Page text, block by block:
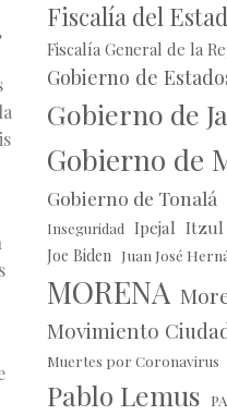
Fiscalía del
Fiscalía General de la
Gobierno de
Gobierno de
Gobierno de
Gobierno de Tonalá
Inseguridad Ipejal Itzul
Joe Biden Juan José
MORENA
Movimiento
Muertes por Coronavirus
Pablo Lemus